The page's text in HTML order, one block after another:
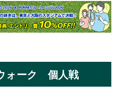
ォーク 個人戦